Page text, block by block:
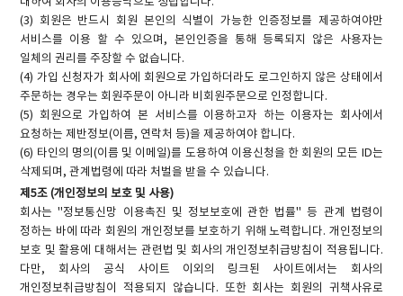
(3) 회원은 반드시 회원 본인의 식별이 가능한 인증정보를 제공하여야만
서비스를 이용 할 수 있으며, 본인인증을 통해 등록되지 않은 사용자는
일체의 권리를 주장할 수 없습니다.
(4) 가입 신청자가 회사에 회원으로 가입하더라도 로그인하지 않은 상태에서
주문하는 경우는 회원주문이 아니라 비회원주문으로 인정합니다.
(5) 회원으로 가입하여 본 서비스를 이용하고자 하는 이용자는 회사에서
요청하는 제반정보(이름, 연락처 등)을 제공하여야 합니다.
(6) 타인의 명의(이름 및 이메일)를 도용하여 이용신청을 한 회원의 모든 ID는
삭제되며, 관계법령에 따라 처벌을 받을 수 있습니다.
제5조 (개인정보의 보호 및 사용)
회사는 "정보통신망 이용촉진 및 정보보호에 관한 법률" 등 관계 법령이
정하는 바에 따라 회원의 개인정보를 보호하기 위해 노력합니다. 개인정보의
보호 및 활용에 대해서는 관련법 및 회사의 개인정보취급방침이 적용됩니다.
다만, 회사의 공식 사이트 이외의 링크된 사이트에서는 회사의
개인정보취급방침이 적용되지 않습니다. 또한 회사는 회원의 귀책사유로